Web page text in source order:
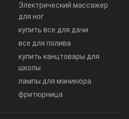
Электрический массажер
для ног
купить все для дачи
все для полива
купить канцтовары для
школы
лампы для маникюра
фритюрница